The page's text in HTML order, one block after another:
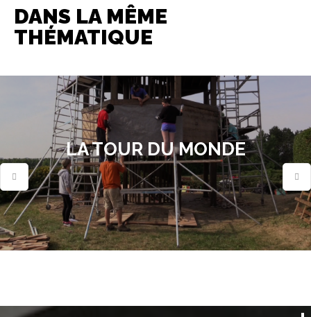
DANS LA MÊME
THÉMATIQUE
LA TOUR DU MONDE